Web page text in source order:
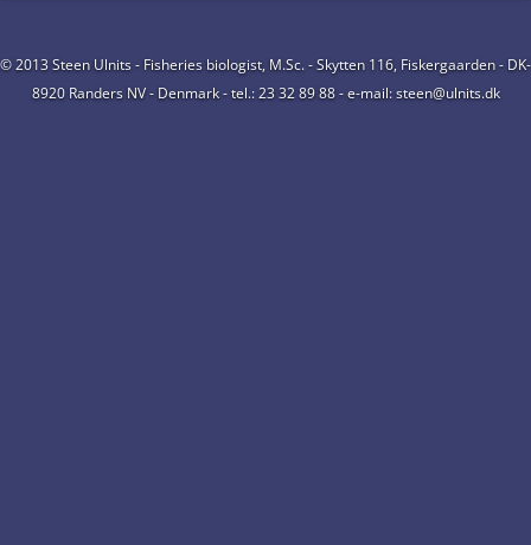
© 2013 Steen Ulnits - Fisheries biologist, M.Sc. - Skytten 116, Fiskergaarden - DK-
8920 Randers NV - Denmark - tel.: 23 32 89 88 - e-mail: steen@ulnits.dk